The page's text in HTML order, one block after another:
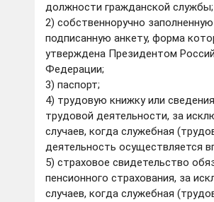
должности гражданской службы;
2) собственноручно
подписанную анкету, форма
утверждена Президентом
Федерации;
3) паспорт;
4) трудовую книжку или
трудовой деятельности, за
случаев, когда служебная
деятельность осуществляется
5) страховое свидетельство
пенсионного страхования, за
случаев, когда служебная